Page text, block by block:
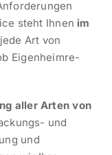
steht Ihnen im
Art von
Eigen­heim­re­
aller Arten von
und
und